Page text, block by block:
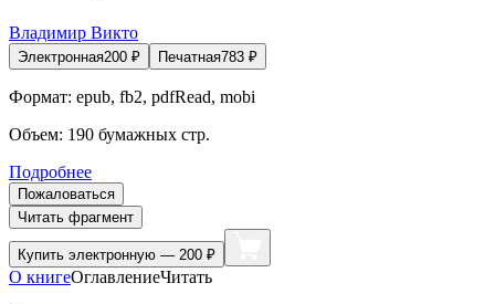
Владимир Викто
Электронная200 ₽ Печатная783 ₽
Формат: epub, fb2, pdfRead, mobi
Объем: 190 бумажных стр.
Подробнее
Пожаловаться
Читать фрагмент
Купить электронную — 200 ₽
О книгеОглавлениеЧитать